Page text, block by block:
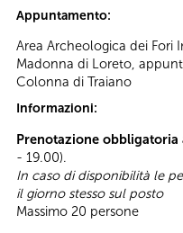
Appuntamento:
Area Archeologica dei Fori
Madonna di Loreto,
Colonna di Traiano
Informazioni:
Prenotazione obbligatoria
- 19.00).
In caso di disponibilità le
il giorno stesso sul posto
Massimo 20 persone